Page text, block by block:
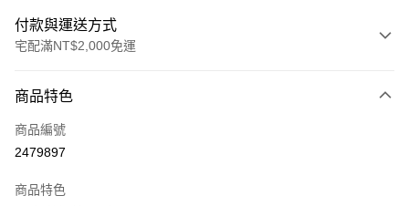
付款與運送方式
宅配滿NT$2,000免運
信用卡一次付款
LINE Pay
商品特色
商品編號
2479897
商品特色